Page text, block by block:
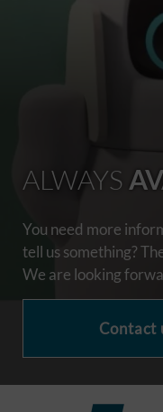
ALWAYS
You need more
tell us something?
We are looking
Contact